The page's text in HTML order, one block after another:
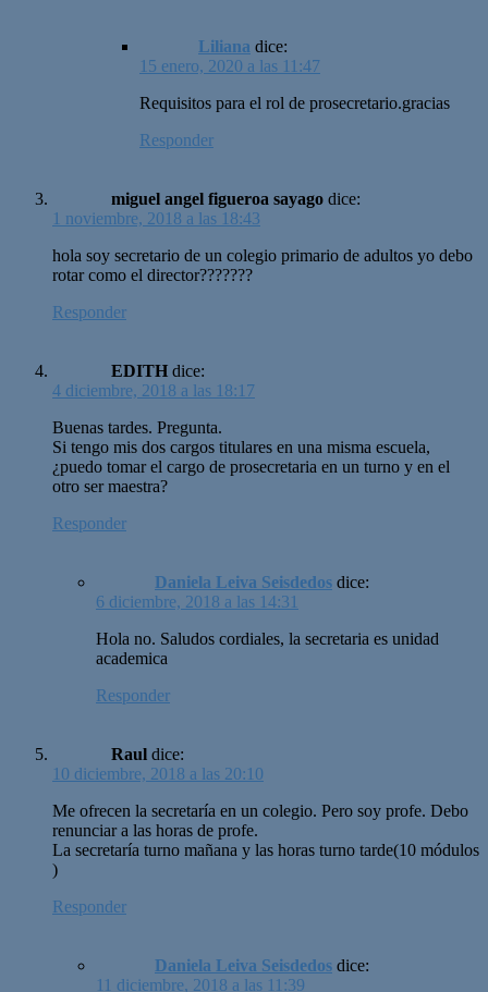
Liliana dice:
15 enero, 2020 a las 11:47
Requisitos para el rol de prosecretario.gracias
Responder
miguel angel figueroa sayago dice:
1 noviembre, 2018 a las 18:43
hola soy secretario de un colegio primario de adultos yo debo
rotar como el director???????
Responder
EDITH dice:
4 diciembre, 2018 a las 18:17
Buenas tardes. Pregunta.
Si tengo mis dos cargos titulares en una misma escuela,
¿puedo tomar el cargo de prosecretaria en un turno y en el
otro ser maestra?
Responder
Daniela Leiva Seisdedos dice:
6 diciembre, 2018 a las 14:31
Hola no. Saludos cordiales, la secretaria es unidad
academica
Responder
Raul dice:
10 diciembre, 2018 a las 20:10
Me ofrecen la secretaría en un colegio. Pero soy profe. Debo
renunciar a las horas de profe.
La secretaría turno mañana y las horas turno tarde(10 módulos
)
Responder
Daniela Leiva Seisdedos dice:
11 diciembre, 2018 a las 11:39